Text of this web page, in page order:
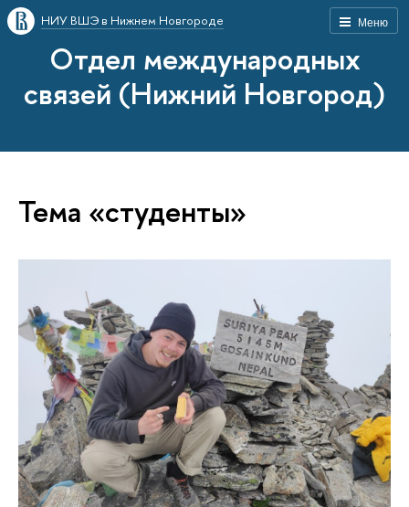
Меню
НИУ ВШЭ в Нижнем Новгороде
Отдел международных
связей (Нижний Новгород)
Тема «студенты»